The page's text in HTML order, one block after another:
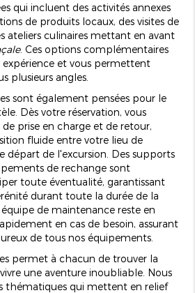
qui incluent des activités annexes
de produits locaux, des visites de
ateliers culinaires mettant en avant
. Ces options complémentaires
et vous permettent
plusieurs angles.
sont également pensées pour le
Dès votre réservation, vous
prise en charge et de retour,
fluide entre votre lieu de
départ de l'excursion. Des supports
de rechange sont
toute éventualité, garantissant
durant toute la durée de la
de maintenance reste en
en cas de besoin, assurant
de tous nos équipements.
permet à chacun de trouver la
une aventure inoubliable. Nous
thématiques qui mettent en relief